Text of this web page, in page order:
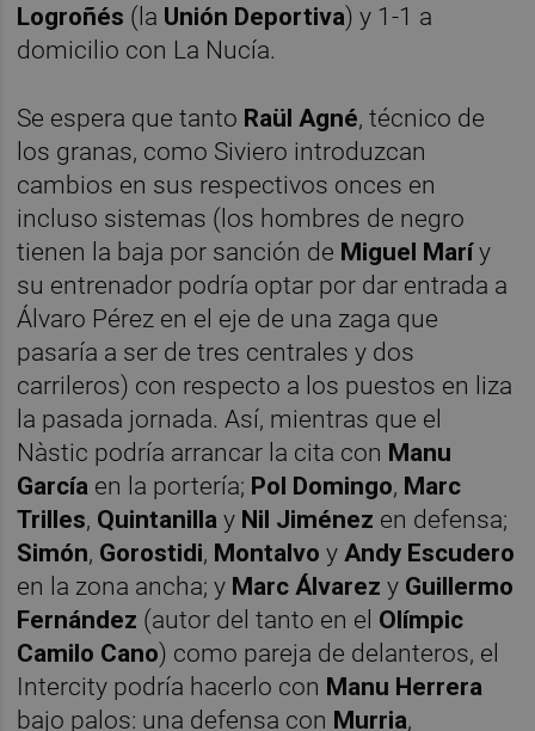
Logroñés (la Unión Deportiva) y 1-1 a
domicilio con La Nucía.
Se espera que tanto Raül Agné, técnico de
los granas, como Siviero introduzcan
cambios en sus respectivos onces en
incluso sistemas (los hombres de negro
tienen la baja por sanción de Miguel Maríy
su entrenador podría optar por dar entrada a
Álvaro Pérez en el eje de una zaga que
pasaría a ser de tres centrales y dos
carrileros) con respecto a los puestos en liza
la pasada jornada. Así, mientras que el
Nàstic podría arrancar la cita con Manu
García en la portería; Pol Domingo, Marc
Trilles, Quintanillay Nil Jiménez en defensa;
Simón, Gorostidi, MontalvoyAndy Escudero
en la zona ancha; y Marc Álvarezy Guillermo
Fernández (autor del tanto en el Olímpic
Camilo Cano) como pareja de delanteros, el
Intercity podría hacerlo con Manu Herrera
bajo palos: una defensa con Murria,